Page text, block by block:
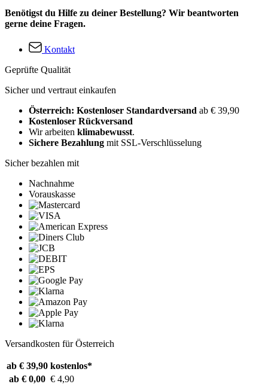
Benötigst du Hilfe zu deiner Bestellung? Wir beantworten
gerne deine Fragen.
Kontakt
Geprüfte Qualität
Sicher und vertraut einkaufen
Österreich: Kostenloser Standardversand ab € 39,90
Kostenloser Rückversand
Wir arbeiten klimabewusst.
Sichere Bezahlung mit SSL-Verschlüsselung
Sicher bezahlen mit
Nachnahme
Vorauskasse
Versandkosten für Österreich
ab € 39,90 kostenlos*
ab € 0,00 € 4,90